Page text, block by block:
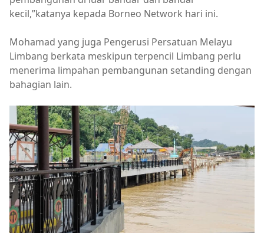
kecil,”katanya kepada Borneo Network hari ini.
Mohamad yang juga Pengerusi Persatuan Melayu
Limbang berkata meskipun terpencil Limbang perlu
menerima limpahan pembangunan setanding dengan
bahagian lain.